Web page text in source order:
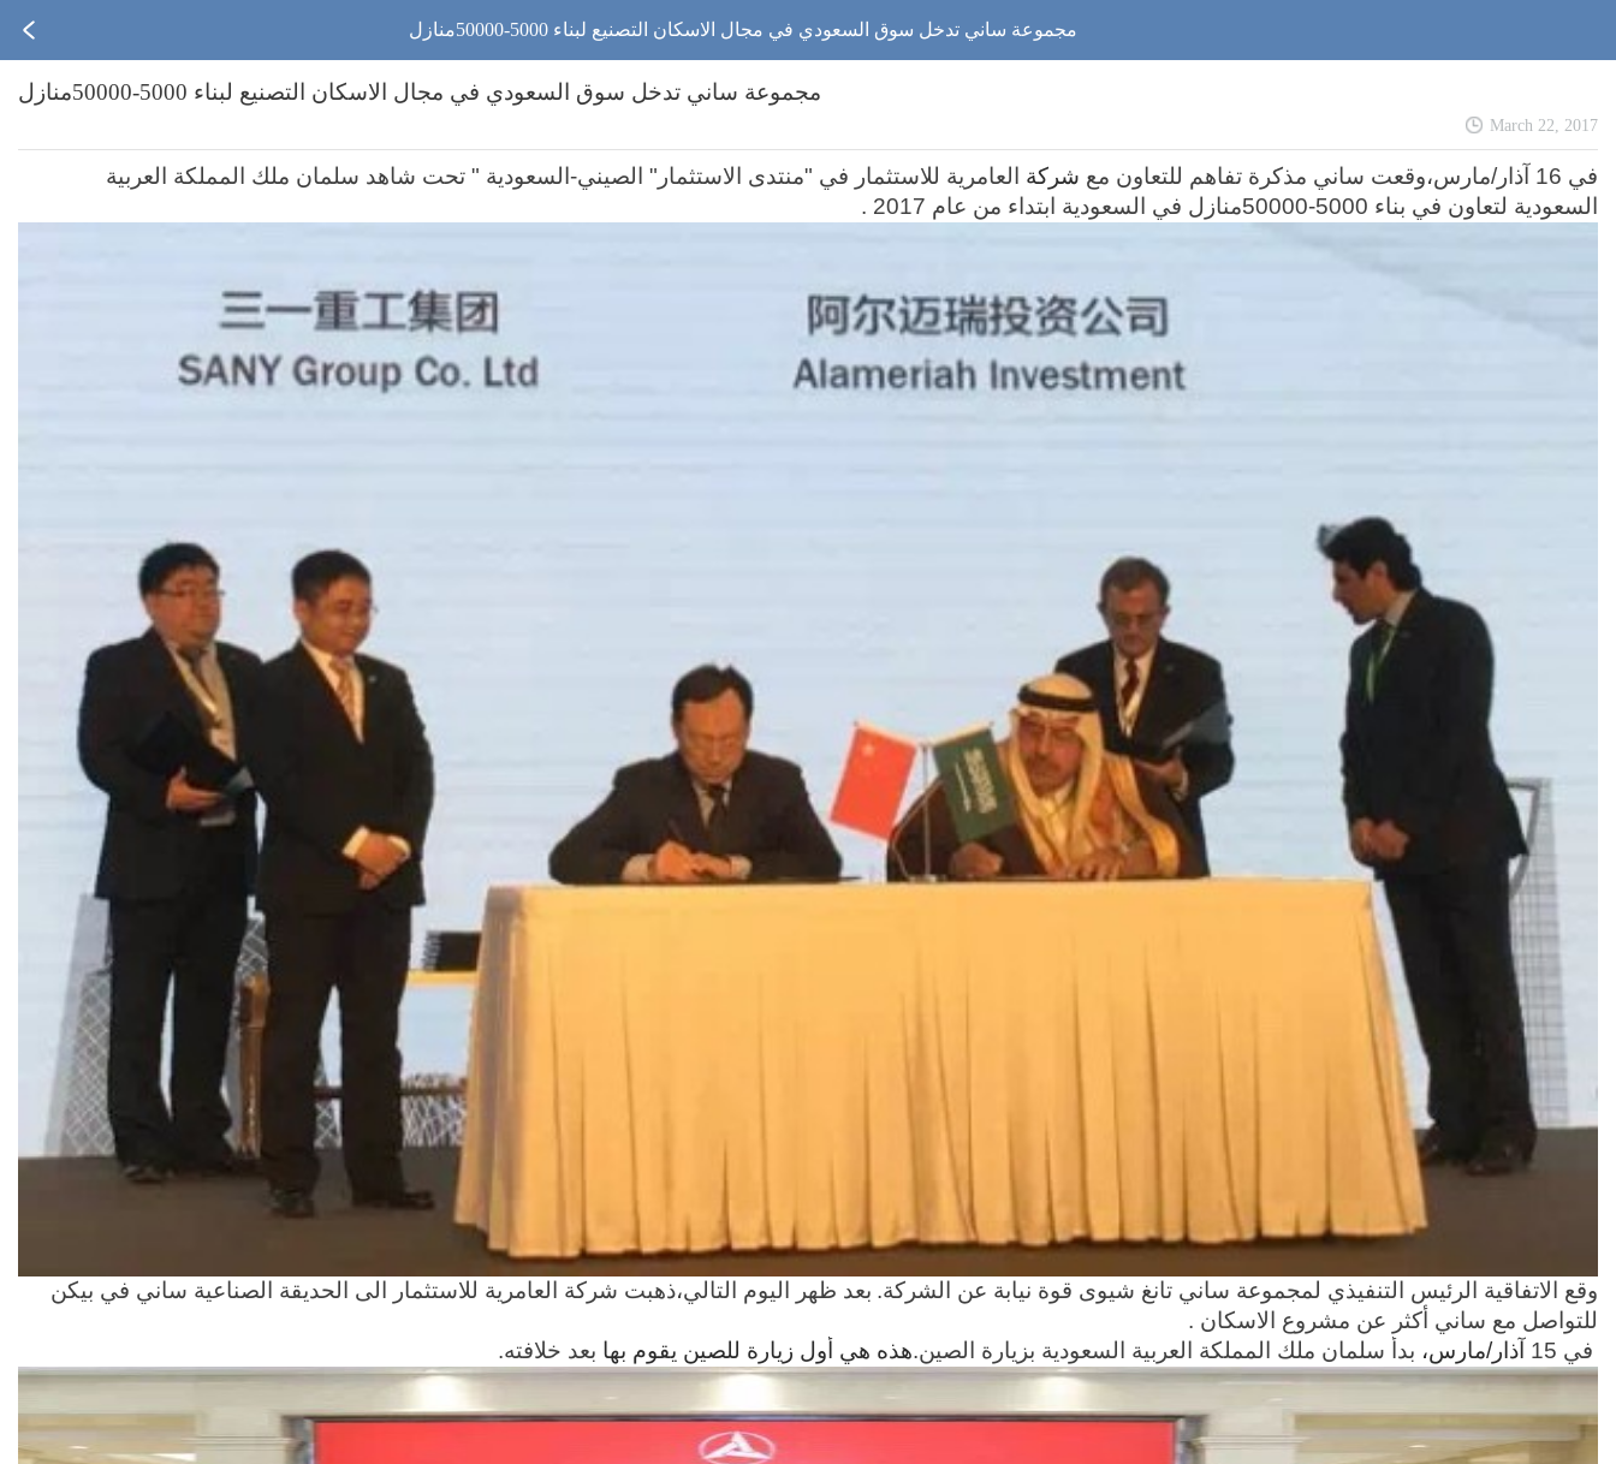
مجموعة ساني تدخل سوق السعودي في مجال الاسكان التصنيع لبناء 5000-50000منازل
مجموعة ساني تدخل سوق السعودي في مجال الاسكان التصنيع لبناء 5000-50000منازل
March 22, 2017
في 16 آذار/مارس،وقعت ساني مذكرة تفاهم للتعاون مع شركة
العامرية للاستثمار في "منتدى الاستثمار" الصيني-السعودية " تحت شاهد سلمان ملك المملكة العربية
السعودية لتعاون في بناء 5000-50000منازل في السعودية ابتداء من عام 2017 .
وقع الاتفاقية الرئيس التنفيذي لمجموعة ساني تانغ شيوى قوة نيابة عن الشركة. بعد ظهر اليوم التالي،ذهبت شركة العامرية للاستثمار الى الحديقة الصناعية ساني في بيكن
للتواصل مع ساني أكثر عن مشروع الاسكان .
في 15
آذار/مارس، بدأ سلمان ملك المملكة العربية السعودية بزيارة الصين.هذه هي أول زيارة للصين يقوم بها بعد خلافته.